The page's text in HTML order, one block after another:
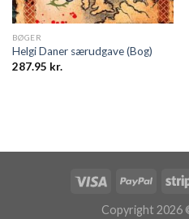
BØGER
Helgi Daner særudgave (Bog)
287.95 kr.
Copyright 2026